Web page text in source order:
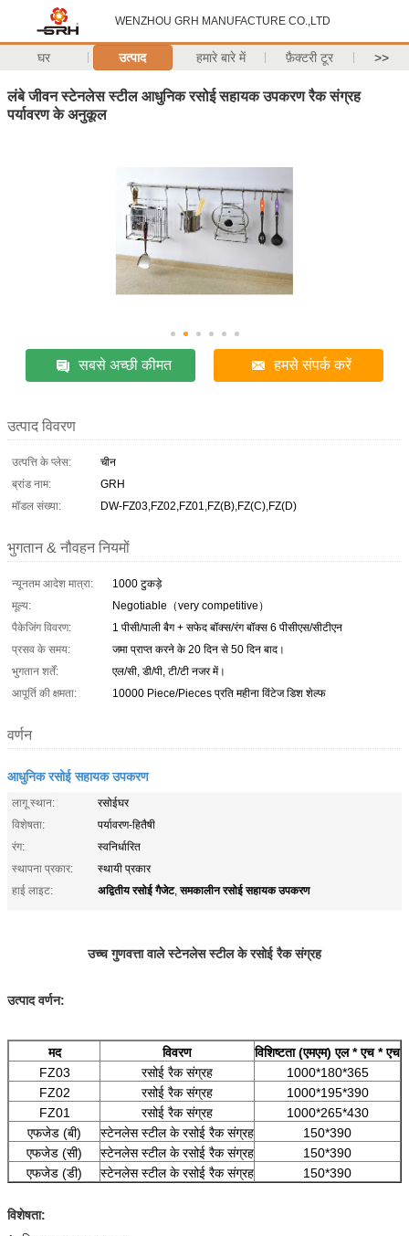
WENZHOU GRH MANUFACTURE CO.,LTD
घर उत्पाद हमारे बारे में फ़ैक्टरी टूर >>
लंबे जीवन स्टेनलेस स्टील आधुनिक रसोई सहायक उपकरण रैक संग्रह
पर्यावरण के अनुकूल
सबसे अच्छी कीमत हमसे संपर्क करें
उत्पाद विवरण
उत्पत्ति के प्लेस:
चीन
ब्रांड नाम:
GRH
मॉडल संख्या:
DW-FZ03,FZ02,FZ01,FZ(B),FZ(C),FZ(D)
भुगतान & नौवहन नियमों
न्यूनतम आदेश मात्रा:
1000 टुकड़े
मूल्य:
Negotiable（very competitive）
पैकेजिंग विवरण:
1 पीसी/पाली बैग + सफेद बॉक्स/रंग बॉक्स 6 पीसीएस/सीटीएन
प्रसव के समय:
जमा प्राप्त करने के 20 दिन से 50 दिन बाद।
भुगतान शर्तें:
एल/सी, डी/पी, टी/टी नजर में।
आपूर्ति की क्षमता:
10000 Piece/Pieces प्रति महीना विंटेज डिश शेल्फ
वर्णन
आधुनिक रसोई सहायक उपकरण
लागू स्थान:
रसोईघर
विशेषता:
पर्यावरण-हितैषी
रंग:
स्वनिर्धारित
स्थापना प्रकार:
स्थायी प्रकार
हाई लाइट:
अद्वितीय रसोई गैजेट,समकालीन रसोई सहायक उपकरण
उच्च गुणवत्ता वाले स्टेनलेस स्टील के रसोई रैक संग्रह
उत्पाद वर्णन:
मद विवरण
विशिष्टता (एमएम) एल * एच * एच
FZ03
रसोई रैक संग्रह
1000*180*365
FZ02
रसोई रैक संग्रह
1000*195*390
FZ01
रसोई रैक संग्रह
1000*265*430
एफजेड (बी)
स्टेनलेस स्टील के रसोई रैक संग्रह
150*390
एफजेड (सी)
स्टेनलेस स्टील के रसोई रैक संग्रह
150*390
एफजेड (डी)
स्टेनलेस स्टील के रसोई रैक संग्रह 150*390
विशेषता: